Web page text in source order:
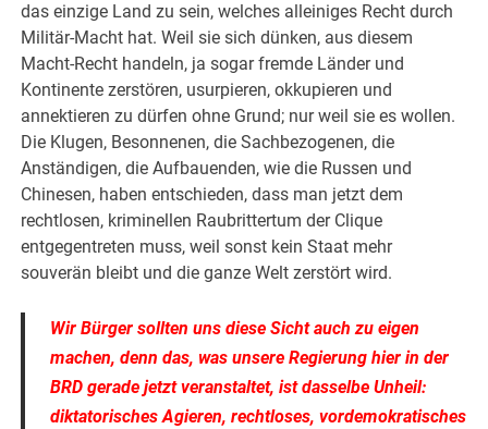
das einzige Land zu sein, welches alleiniges Recht durch
Militär-Macht hat. Weil sie sich dünken, aus diesem
Macht-Recht handeln, ja sogar fremde Länder und
Kontinente zerstören, usurpieren, okkupieren und
annektieren zu dürfen ohne Grund; nur weil sie es wollen.
Die Klugen, Besonnenen, die Sachbezogenen, die
Anständigen, die Aufbauenden, wie die Russen und
Chinesen, haben entschieden, dass man jetzt dem
rechtlosen, kriminellen Raubrittertum der Clique
entgegentreten muss, weil sonst kein Staat mehr
souverän bleibt und die ganze Welt zerstört wird.
Wir Bürger sollten uns diese Sicht auch zu eigen
machen, denn das, was unsere Regierung hier in der
BRD gerade jetzt veranstaltet, ist dasselbe Unheil:
diktatorisches Agieren, rechtloses, vordemokratisches